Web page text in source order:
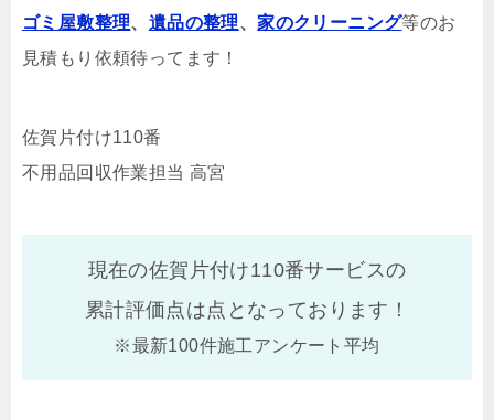
ゴミ屋敷整理、 遺品の整理、家のクリーニング等のお
見積もり依頼待ってます！
佐賀片付け110番
不用品回収作業担当 高宮
現在の佐賀片付け110番サービスの
累計評価点は点となっております！
※最新100件施工アンケート平均